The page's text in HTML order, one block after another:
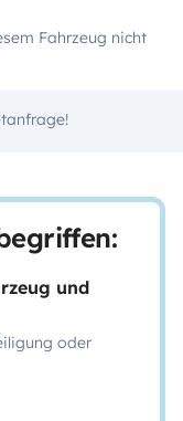
Fahrzeug nicht
und
oder